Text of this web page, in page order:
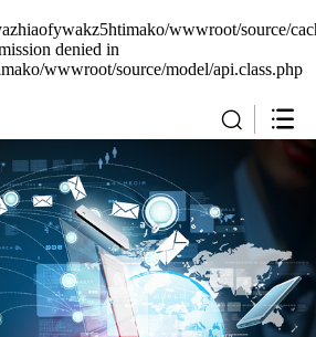
wwwroot/source/
denied in
wwwroot/source/model/api.class.php